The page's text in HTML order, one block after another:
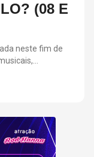
setembro, na